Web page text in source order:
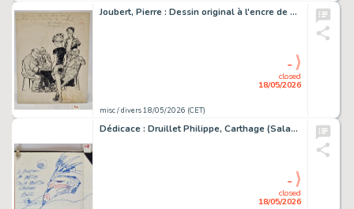
Joubert, Pierre : Dessin original à l'encre de chine ( 25 x 32,5 cm )…
misc / divers 18/05/2026 (CET)
closed
18/05/2026
-
Dédicace : Druillet Philippe, Carthage (Salammbo tome 2) E.O.…
closed
18/05/2026
-